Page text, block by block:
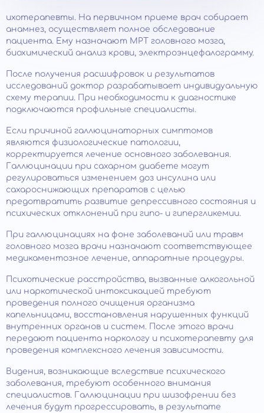
ихотерапевты. На первичном приеме врач собирает
анамнез, осуществляет полное обследование
пациента. Ему назначают МРТ головного мозга,
биохимический анализ крови, электроэнцефалограмму.
После получения расшифровок и результатов
исследований доктор разрабатывает индивидуальную
схему терапии. При необходимости к диагностике
подключаются профильные специалисты.
Если причиной галлюцинаторных симптомов
являются физиологические патологии,
корректируется лечение основного заболевания.
Галлюцинации при сахарном диабете могут
регулироваться изменением доз инсулина или
сахароснижающих препаратов с целью
предотвратить развитие депрессивного состояния и
психических отклонений при гипо- и гипергликемии.
При галлюцинациях на фоне заболеваний или травм
головного мозга врачи назначают соответствующее
медикаментозное лечение, аппаратные процедуры.
Психотические расстройства, вызванные алкогольной
или наркотической интоксикацией требуют
проведения полного очищения организма
капельницами, восстановления нарушенных функций
внутренних органов и систем. После этого врачи
передают пациента наркологу и психотерапевту для
проведения комплексного лечения зависимости.
Видения, возникающие вследствие психического
заболевания, требуют особенного внимания
специалистов. Галлюцинации при шизофрении без
лечения будут прогрессировать, в результате